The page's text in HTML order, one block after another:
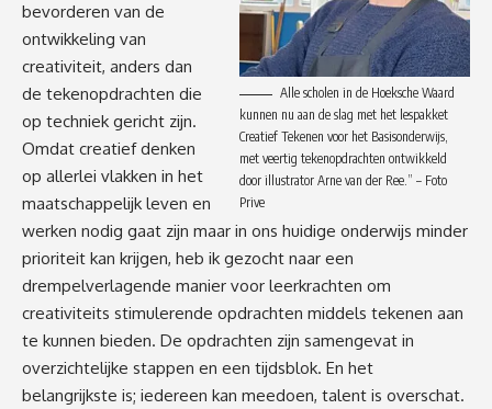
Alle scholen in de Hoeksche Waard
kunnen nu aan de slag met het lespakket
Creatief Tekenen voor het Basisonderwijs,
met veertig tekenopdrachten ontwikkeld
door illustrator Arne van der Ree.” – Foto
Prive
bevorderen van de
ontwikkeling van
creativiteit, anders dan
de tekenopdrachten die
op techniek gericht zijn.
Omdat creatief denken
op allerlei vlakken in het
maatschappelijk leven en
werken nodig gaat zijn maar in ons huidige onderwijs minder
prioriteit kan krijgen, heb ik gezocht naar een
drempelverlagende manier voor leerkrachten om
creativiteits stimulerende opdrachten middels tekenen aan
te kunnen bieden. De opdrachten zijn samengevat in
overzichtelijke stappen en een tijdsblok. En het
belangrijkste is; iedereen kan meedoen, talent is overschat.